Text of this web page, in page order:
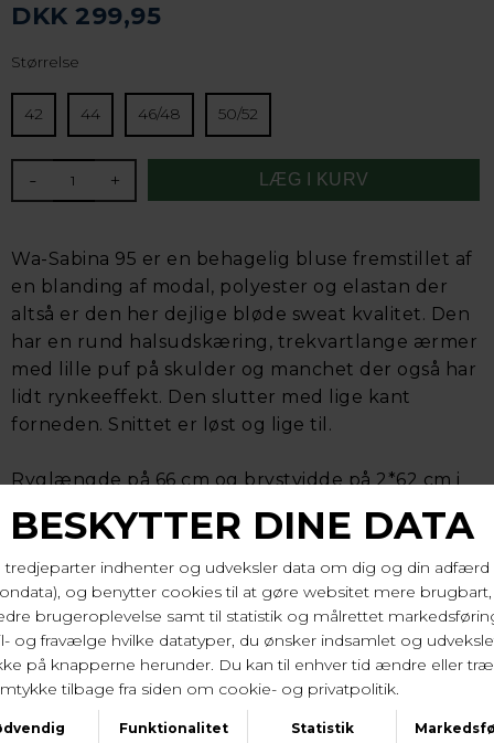
DKK 299,95
Størrelse
42 44 46/48 50/52
- +
Wa-Sabina 95 er en behagelig bluse fremstillet af
en blanding af modal, polyester og elastan der
altså er den her dejlige bløde sweat kvalitet. Den
har en rund halsudskæring, trekvartlange ærmer
med lille puf på skulder og manchet der også har
lidt rynkeeffekt. Den slutter med lige kant
forneden. Snittet er løst og lige til.
Ryglængde på 66 cm og brystvidde på 2*62 cm i
str. 44/plus size.
48% modal, 48% polyester, 4% elastan. Vask 30 gr.
Varenr.W20582 7120